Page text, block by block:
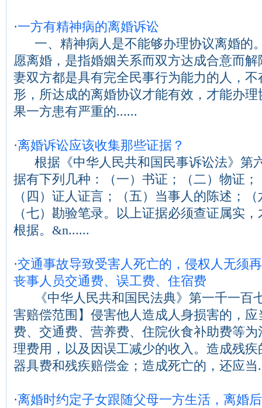
·一方有精神病的离婚诉讼
一、精神病人是不能够办理协议离婚的
愿离婚，是指婚姻关系而双方达成合意而
妻双方都是具有完全民事行为能力的人，
形，所达成的离婚协议才能有效，才能办
果一方患有严重的......
·离婚诉讼应该收集那些证据？
根据《中华人民共和国民事诉讼法》第
据有下列几种：（一）书证；（二）物证
（四）证人证言；（五）当事人的陈述；
（七）勘验笔录。以上证据必须查证属实
根据。&n......
·交通事故导致受害人死亡的，侵权人无须
丧事人员交通费、误工费、住宿费
《中华人民共和国民法典》第一千一百
害赔偿范围】侵害他人造成人身损害的，
费、交通费、营养费、住院伙食补助费等
理费用，以及因误工减少的收入。造成残
器具费和残疾赔偿金；造成死亡的，还应当
·离婚时约定子女跟随父母一方生活，离婚